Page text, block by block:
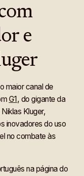
e
maior canal de
G1 , do gigante da
Kluger,
inovadores do uso
no combate às
na página do